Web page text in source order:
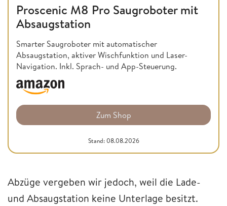
Proscenic M8 Pro Saugroboter mit
Absaugstation
Smarter Saugroboter mit automatischer
Absaugstation, aktiver Wischfunktion und Laser-
Navigation. Inkl. Sprach- und App-Steuerung.
Zum Shop
Stand: 08.08.2026
Abzüge vergeben wir jedoch, weil die Lade-
und Absaugstation keine Unterlage besitzt.